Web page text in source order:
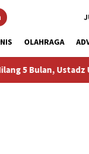
OLAHRAGA
Ujang Akhirnya